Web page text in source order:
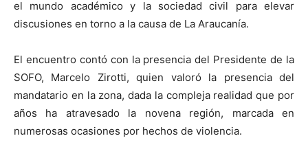
el mundo académico y la sociedad civil para elevar
discusiones en torno a la causa de La Araucanía.
El encuentro contó con la presencia del Presidente de la
SOFO, Marcelo Zirotti, quien valoró la presencia del
mandatario en la zona, dada la compleja realidad que por
años ha atravesado la novena región, marcada en
numerosas ocasiones por hechos de violencia.